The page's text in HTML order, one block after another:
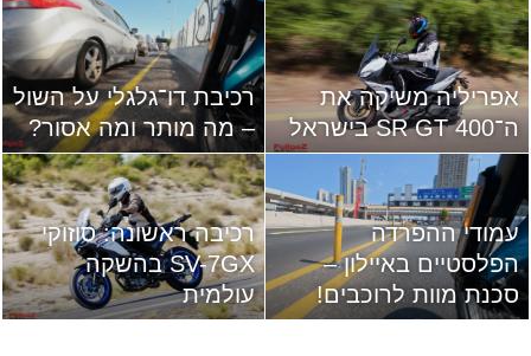
אפריליה משיקה את
ה־SR GT 400 בישראל
רכיבת דו־גלגלי על השול
– מה מותר ומה אסור?
עמודי ההפרדה
הפלסטיים באיילון –
סכנת מוות לרוכבים!
רכיבה ראשונה: סוזוקי
SV-7GX בהשקה
עולמית